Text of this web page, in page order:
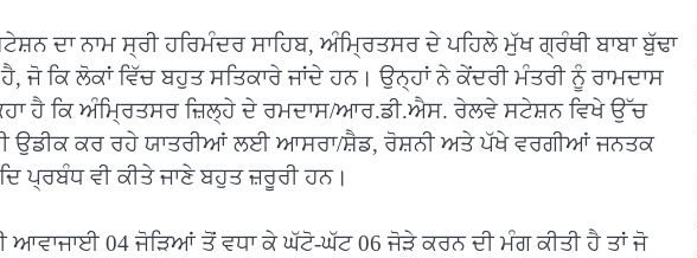
ਦਾ ਨਾਮ ਸ੍ਰੀ ਹਰਿਮੰਦਰ ਸਾਹਿਬ, ਅੰਮ੍ਰਿਤਸਰ ਦੇ ਪਹਿਲੇ ਮੁੱਖ ਗ੍ਰੰਥੀ ਬਾਬਾ ਬੁੱਢਾ
ਜੋ ਕਿ ਲੋਕਾਂ ਵਿੱਚ ਬਹੁਤ ਸਤਿਕਾਰੇ ਜਾਂਦੇ ਹਨ। ਉਨ੍ਹਾਂ ਨੇ ਕੇਂਦਰੀ ਮੰਤਰੀ ਨੂੰ ਰਾਮਦਾਸ
ਹੈ ਕਿ ਅੰਮ੍ਰਿਤਸਰ ਜ਼ਿਲ੍ਹੇ ਦੇ ਰਮਦਾਸ/ਆਰ.ਡੀ.ਐਸ. ਰੇਲਵੇ ਸਟੇਸ਼ਨ ਵਿਖੇ ਉੱਚ
ਉਡੀਕ ਕਰ ਰਹੇ ਯਾਤਰੀਆਂ ਲਈ ਆਸਰਾ/ਸ਼ੈਡ, ਰੋਸ਼ਨੀ ਅਤੇ ਪੱਖੇ ਵਰਗੀਆਂ ਜਨਤਕ
ਪ੍ਰਬੰਧ ਵੀ ਕੀਤੇ ਜਾਣੇ ਬਹੁਤ ਜ਼ਰੂਰੀ ਹਨ।
04 ਜੋੜਿਆਂ ਤੋਂ ਵਧਾ ਕੇ ਘੱਟੋ-ਘੱਟ 06 ਜੋੜੇ ਕਰਨ ਦੀ ਮੰਗ ਕੀਤੀ ਹੈ ਤਾਂ ਜੋ